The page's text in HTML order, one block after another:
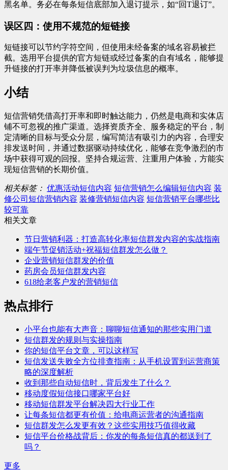
黑名单。务必在每条短信底部加入退订提示，如“回T退订”。
误区四：使用不规范的短链接
短链接可以节约字符空间，但使用未经备案的域名容易被拦
截。选用平台提供的官方短链或经过备案的自有域名，能够提
升链接的打开率并降低被误判为垃圾信息的概率。
小结
短信营销凭借高打开率和即时触达能力，仍然是电商和实体店
铺不可忽视的推广渠道。选择资质齐全、服务稳定的平台，制
定清晰的目标与受众分层，编写简洁有吸引力的内容，合理安
排发送时间，并通过数据驱动持续优化，能够在竞争激烈的市
场中获得可观的回报。坚持合规运营、注重用户体验，方能实
现短信营销的长期价值。
相关标签： 优惠活动短信内容 短信营销怎么编辑短信内容 装
修公司短信营销内容 装修营销短信内容 短信营销平台哪些比
较可靠
相关文章
节日营销利器：打造高转化率短信群发内容的实战指南
端午节促销活动+祝福短信群发怎么做？
企业营销短信群发的价值
药房会员短信群发内容
618给老客户发的营销短信
热点排行
小平台也能有大声音：聊聊短信通知的那些实用门道
短信群发的规则与实操指南
你的短信平台文章，可以这样写
短信发送失败全方位排查指南：从手机设置到运营商策
略的深度解析
收到那些自动短信时，背后发生了什么？
移动度假短信接口哪家平台好
移动短信群发平台解决四大行业工作
让每条短信都更有价值：给电商运营者的沟通指南
短信群发怎么发更有效？这些实用技巧值得收藏
短信平台价格战背后：你发的每条短信真的都送到了
吗？
更多